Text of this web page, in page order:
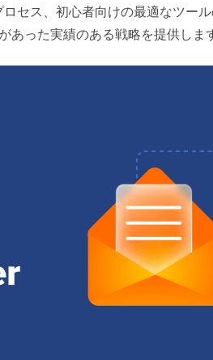
セス、初心者向けの最適なツー
った実績のある戦略を提供しま